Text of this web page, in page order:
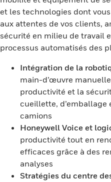
et les technologies dont
aux attentes de vos clients,
sécurité en milieu de travail
processus automatisés des
Intégration de la
main-d’œuvre
productivité et la
cueillette, d’emballage
camions
Honeywell Voice et
productivité tout en
efficaces grâce à des
analyses
Stratégies du centre